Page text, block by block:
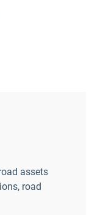
assets
road